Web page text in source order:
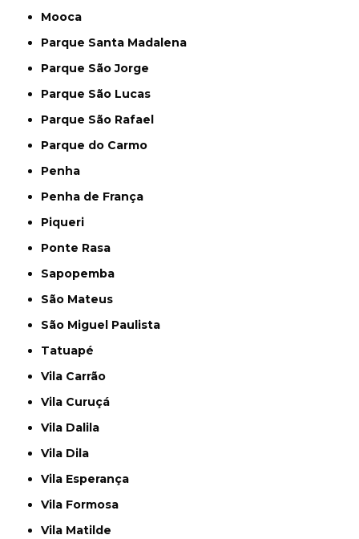
Mooca
Parque Santa Madalena
Parque São Jorge
Parque São Lucas
Parque São Rafael
Parque do Carmo
Penha
Penha de França
Piqueri
Ponte Rasa
Sapopemba
São Mateus
São Miguel Paulista
Tatuapé
Vila Carrão
Vila Curuçá
Vila Dalila
Vila Dila
Vila Esperança
Vila Formosa
Vila Matilde